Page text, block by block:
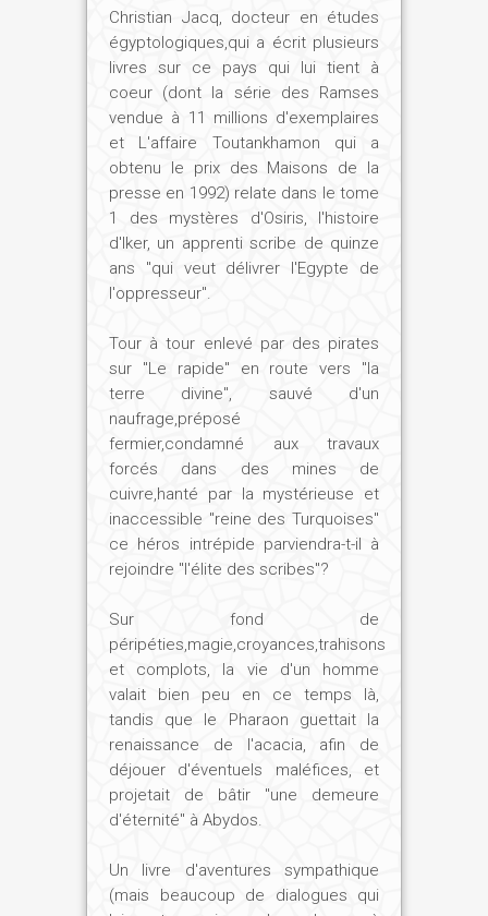
Christian Jacq, docteur en études
égyptologiques,qui a écrit plusieurs
livres sur ce pays qui lui tient à
coeur (dont la série des Ramses
vendue à 11 millions d'exemplaires
et L'affaire Toutankhamon qui a
obtenu le prix des Maisons de la
presse en 1992) relate dans le tome
1 des mystères d'Osiris, l'histoire
d'Iker, un apprenti scribe de quinze
ans "qui veut délivrer l'Egypte de
l'oppresseur".
Tour à tour enlevé par des pirates
sur "Le rapide" en route vers "la
terre divine", sauvé d'un
naufrage,préposé
fermier,condamné aux travaux
forcés dans des mines de
cuivre,hanté par la mystérieuse et
inaccessible "reine des Turquoises"
ce héros intrépide parviendra-t-il à
rejoindre "l'élite des scribes"?
Sur fond de
péripéties,magie,croyances,trahisons
et complots, la vie d'un homme
valait bien peu en ce temps là,
tandis que le Pharaon guettait la
renaissance de l'acacia, afin de
déjouer d'éventuels maléfices, et
projetait de bâtir "une demeure
d'éternité" à Abydos.
Un livre d'aventures sympathique
(mais beaucoup de dialogues qui